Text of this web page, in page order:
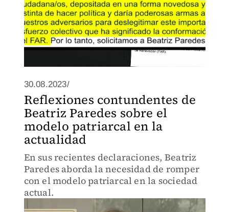
30.08.2023/
Reflexiones contundentes de
Beatriz Paredes sobre el
modelo patriarcal en la
actualidad
En sus recientes declaraciones, Beatriz
Paredes aborda la necesidad de romper
con el modelo patriarcal en la sociedad
actual.